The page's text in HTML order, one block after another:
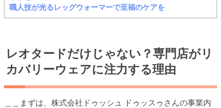
職人技が光るレッグウォーマーで至福のケアを
レオタードだけじゃない？専門店がリ
カバリーウェアに注力する理由
＿＿まずは、株式会社ドゥッシュ ドゥッスゥさんの事業内